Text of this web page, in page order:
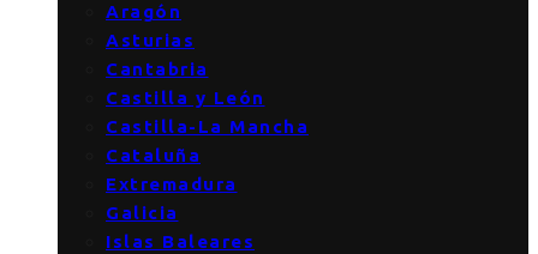
Aragón
Asturias
Cantabria
Castilla y León
Castilla-La Mancha
Cataluña
Extremadura
Galicia
Islas Baleares